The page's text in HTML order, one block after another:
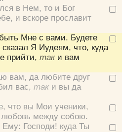
в Нем, то и Бог
и вскоре прославит
Мне с вами. Будете
сказал Я Иудеям, что, куда
прийти, таки вам
вам, да любите друг
вас, так и вы да
что вы Мои ученики,
любовь между собою.
Ему: Господи! куда Ты